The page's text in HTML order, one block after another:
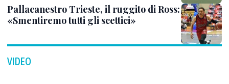
Pallacanestro Trieste, il ruggito di Ross:
«Smentiremo tutti gli scettici»
VIDEO